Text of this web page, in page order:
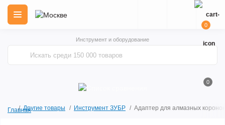
Инструмент и оборудование
0
0
ГлавнаяДругие товары Инструмент ЗУБР Адаптер для алмазных